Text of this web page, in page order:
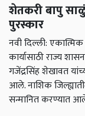
शेतकरी बापु
पुरस्कार
नवी दिल्ली:
कार्यासाठी राज्य
गजेंद्रसिंह शेखावत
आले. नाशिक
सन्मानित करण्यात